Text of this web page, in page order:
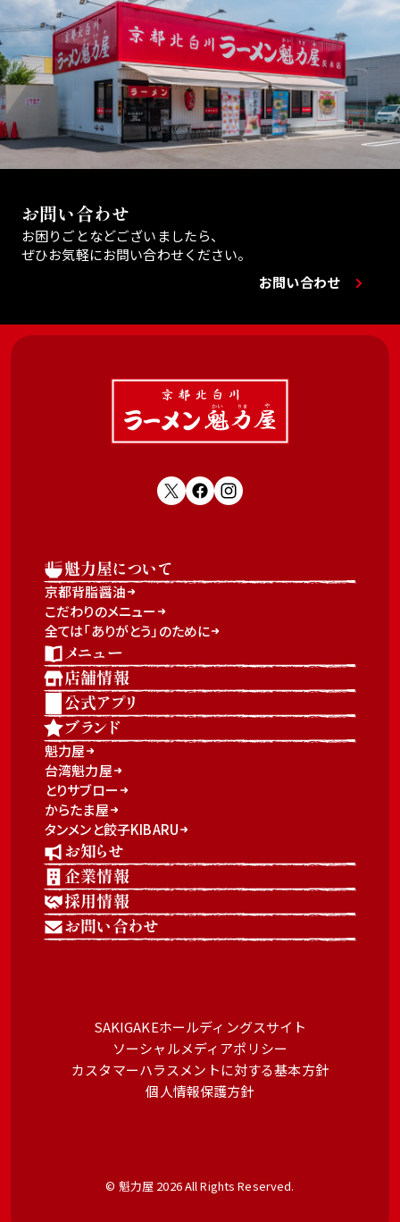
お問い合わせ
お困りごとなどございましたら、
ぜひお気軽にお問い合わせください。
お問い合わせ
魁力屋について
京都背脂醤油
こだわりのメニュー
全ては「ありがとう」のために
メニュー
店舗情報
公式アプリ
ブランド
魁力屋
台湾魁力屋
とりサブロー
からたま屋
タンメンと餃子KIBARU
お知らせ
企業情報
採用情報
お問い合わせ
© 魁力屋 2026 All Rights Reserved.
SAKIGAKEホールディングスサイト
ソーシャルメディアポリシー
カスタマーハラスメントに対する基本方針
個人情報保護方針